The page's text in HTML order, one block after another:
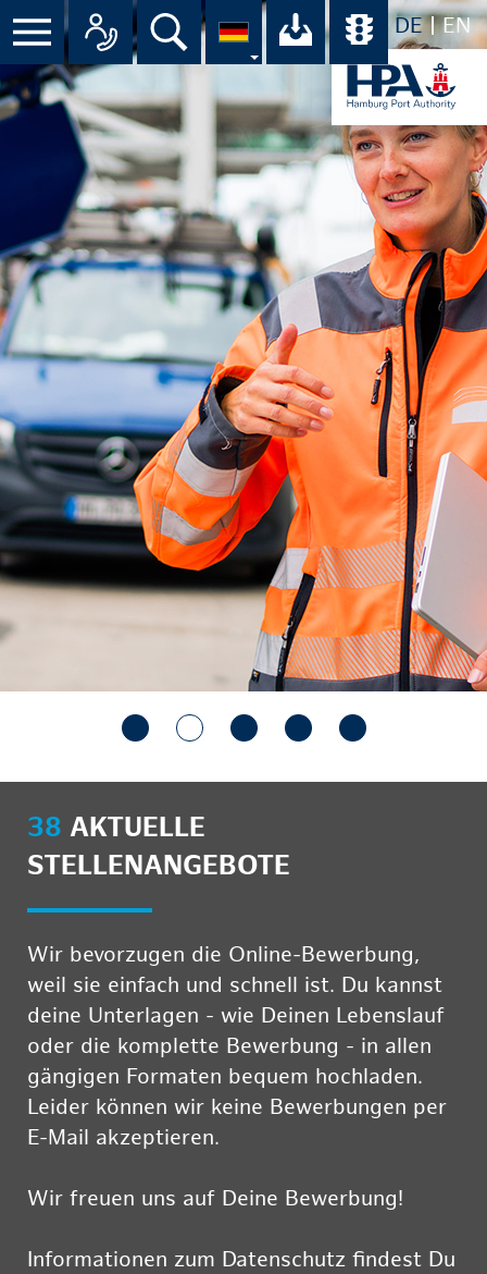
DE EN
Suche Ihr Download-
38 AKTUELLE
STELLENANGEBOTE
Wir bevorzugen die Online-Bewerbung,
weil sie einfach und schnell ist. Du kannst
deine Unterlagen - wie Deinen Lebenslauf
oder die komplette Bewerbung - in allen
gängigen Formaten bequem hochladen.
Leider können wir keine Bewerbungen per
E-Mail akzeptieren.
Wir freuen uns auf Deine Bewerbung!
Informationen zum Datenschutz findest Du